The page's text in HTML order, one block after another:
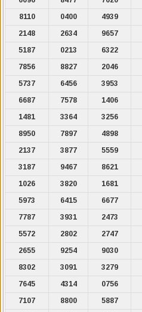
8110
0400 4939
2148
2634 9657
5187
0213 6322
7856
8827 2046
5737
6456 3953
6687
7578 1406
1481
3364 3256
8950
7897 4898
2137
3877 5559
3187
9467 8621
1026
3820 1681
5973
6415 6677
7787
3931 2473
5572
2802 2747
2655
9254 9030
8302
3091 3279
7645
4314 0756
7107
8800 5887